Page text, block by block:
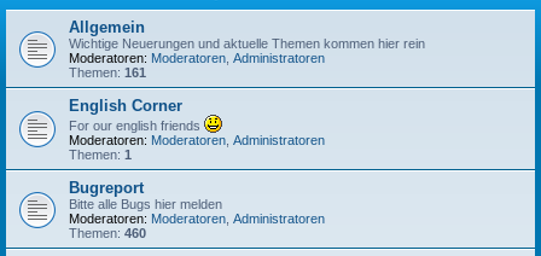
h
Allgemein
Wichtige Neuerungen und aktuelle Themen kommen hier rein
Moderatoren: Moderatoren Administratoren
Themen: 161
English Corner
For our english friends
Moderatoren: Moderatoren Administratoren
Themen: 1
Bugreport
Bitte alle Bugs hier melden
Moderatoren: Moderatoren Administratoren
Themen: 460